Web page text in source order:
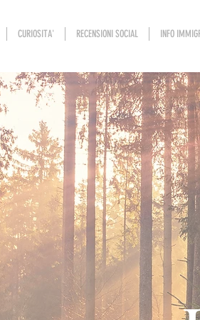
CURIOSITA' RECENSIONI SOCIAL INFO